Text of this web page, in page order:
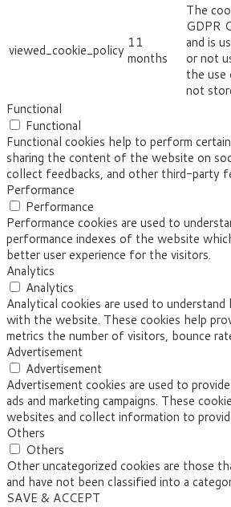
viewed_cookie_policy 11
months
The
GDPR
and is
or not
the use
not
Functional
Functional
Functional cookies help to perform
sharing the content of the website on
collect feedbacks, and other third-party
Performance
Performance
Performance cookies are used to
performance indexes of the website
better user experience for the visitors.
Analytics
Analytics
Analytical cookies are used to
with the website. These cookies help
metrics the number of visitors, bounce
Advertisement
Advertisement
Advertisement cookies are used to
ads and marketing campaigns. These
websites and collect information to
Others
Others
Other uncategorized cookies are those
and have not been classified into a
SAVE & ACCEPT